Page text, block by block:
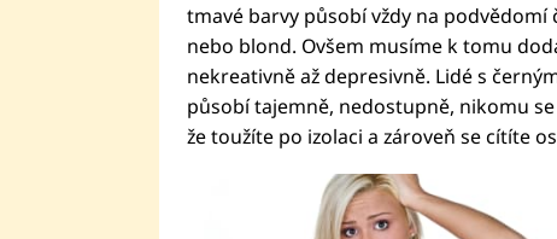
tmavé barvy působí vždy na
nebo blond. Ovšem musíme k tomu
nekreativně až depresivně. Lidé s
působí tajemně, nedostupně, nikomu
že toužíte po izolaci a zároveň se cítíte